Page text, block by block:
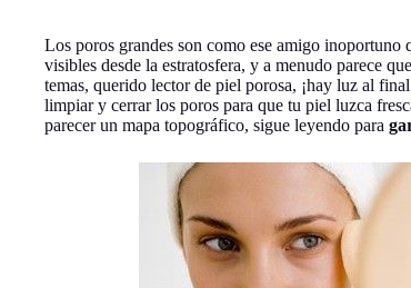
Los poros grandes son como ese amigo inoportuno
visibles desde la estratosfera, y a menudo parece
temas, querido lector de piel porosa, ¡hay luz al
limpiar y cerrar los poros para que tu piel luzca
parecer un mapa topográfico, sigue leyendo para